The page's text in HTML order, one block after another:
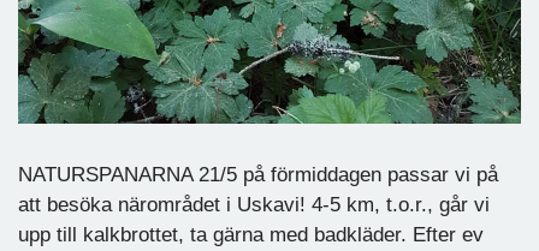
NATURSPANARNA 21/5 på förmiddagen passar vi på
att besöka närområdet i Uskavi! 4-5 km, t.o.r., går vi
upp till kalkbrottet, ta gärna med badkläder. Efter ev